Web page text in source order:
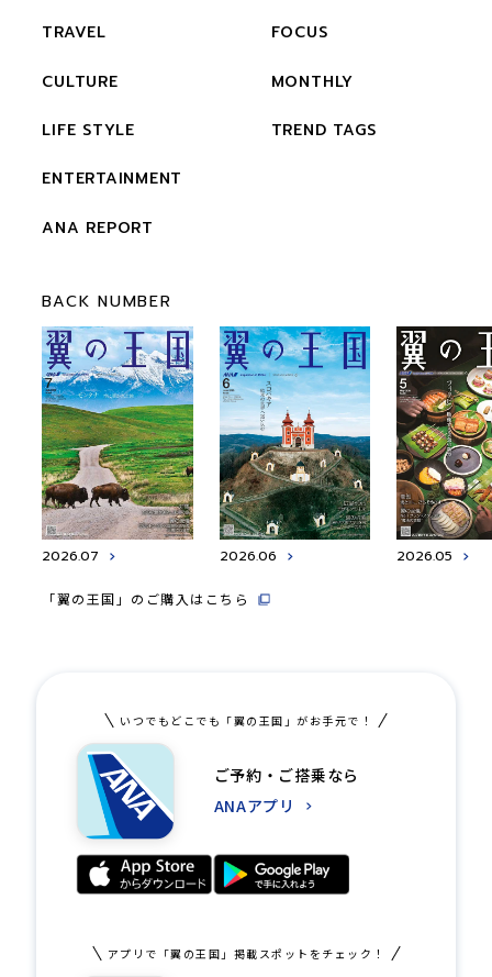
TRAVEL
CULTURE
LIFE STYLE
ENTERTAINMENT
ANA REPORT
FOCUS
MONTHLY
TREND TAGS
BACK NUMBER
2026.07 2026.06 2026.05
「翼の王国」のご購入はこちら
いつでもどこでも「翼の王国」がお手元で！
ご予約・ご搭乗なら
ANAアプリ
アプリで「翼の王国」掲載スポットをチェック！